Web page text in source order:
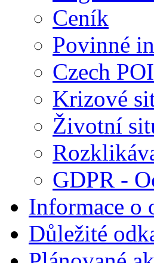
Ceník
Povinné
Czech
Krizové
Životní
GDPR -
Informace o
Důležité